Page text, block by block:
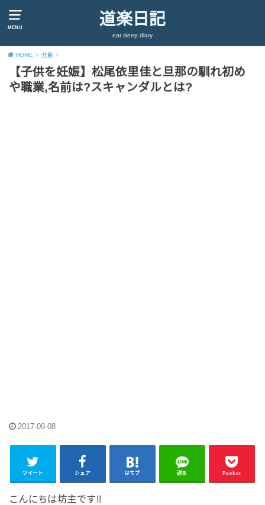
MENU 道楽日記
eat sleep diary
HOME 芸能
【子供を妊娠】松尾依里佳と旦那の馴れ初め
や職業,名前は?スキャンダルとは?
2017-09-08
ツイート シェア はてブ 送る Pocket
こんにちは坊主です!!